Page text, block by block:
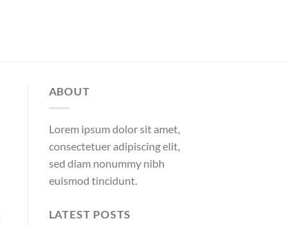
ABOUT
Lorem ipsum dolor sit amet,
consectetuer adipiscing elit,
sed diam nonummy nibh
euismod tincidunt.
LATEST POSTS